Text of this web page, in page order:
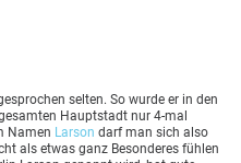
selten. So wurde er in den
Hauptstadt nur 4-mal
Namen Larson darf man sich also
als etwas ganz Besonderes fühlen